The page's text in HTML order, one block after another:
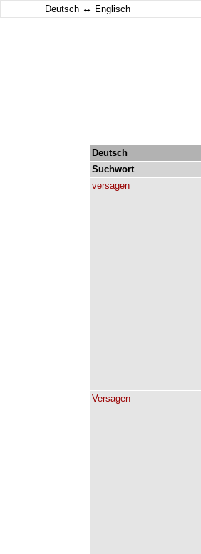
Deutsch ↔ Englisch
Deutsch
Suchwort
versagen
Versagen